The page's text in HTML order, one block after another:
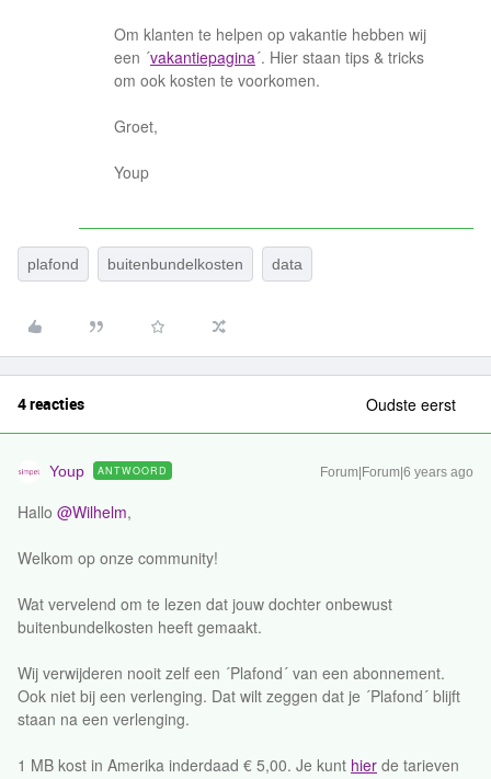
Om klanten te helpen op vakantie hebben wij
een ´vakantiepagina´. Hier staan tips & tricks
om ook kosten te voorkomen.
Groet,
Youp
plafond buitenbundelkosten data
4 reacties Oudste eerst
Youp ANTWOORD Forum|Forum|6 years ago
Hallo @Wilhelm,
Welkom op onze community!
Wat vervelend om te lezen dat jouw dochter onbewust
buitenbundelkosten heeft gemaakt.
Wij verwijderen nooit zelf een ´Plafond´ van een abonnement.
Ook niet bij een verlenging. Dat wilt zeggen dat je ´Plafond´ blijft
staan na een verlenging.
1 MB kost in Amerika inderdaad € 5,00. Je kunt hier de tarieven